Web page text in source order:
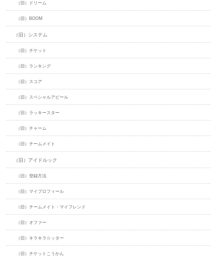
（旧）ドリーム
（旧）BOOM
（旧）システム
（旧）チケット
（旧）ランキング
（旧）スコア
（旧）スペシャルアピール
（旧）ラッキースター
（旧）チャーム
（旧）チームメイト
（旧）アイドルック
（旧）登録方法
（旧）マイプロフィール
（旧）チームメイト・マイフレンド
（旧）オファー
（旧）キラキラ☆ッター
（旧）チケットこうかん